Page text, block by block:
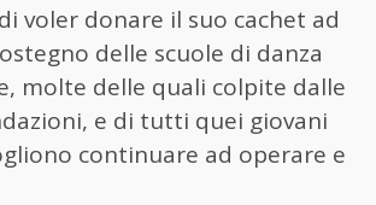
voler donare il suo cachet ad
delle scuole di danza
molte delle quali colpite dalle
e di tutti quei giovani
continuare ad operare e